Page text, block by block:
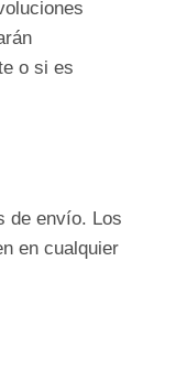
o si es
de envío. Los
en cualquier